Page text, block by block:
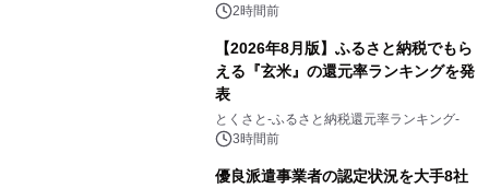
2時間前
【2026年8月版】ふるさと納税でもら
える『玄米』の還元率ランキングを発
表
とくさと-ふるさと納税還元率ランキング-
3時間前
優良派遣事業者の認定状況を大手8社